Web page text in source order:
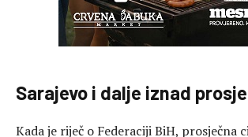
Sarajevo i dalje iznad
Kada je riječ o Federaciji BiH, prosječna